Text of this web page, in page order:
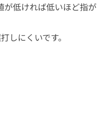
が低ければ低いほど指が
しにくいです。